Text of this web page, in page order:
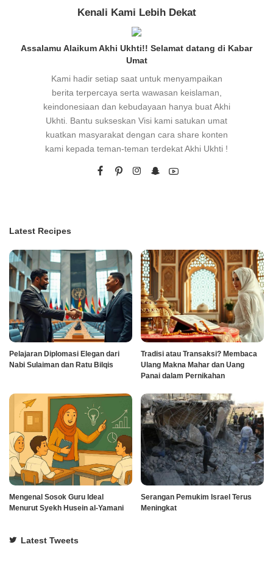
Kenali Kami Lebih Dekat
Assalamu Alaikum Akhi Ukhti!! Selamat datang di Kabar
Umat
Kami hadir setiap saat untuk menyampaikan
berita terpercaya serta wawasan keislaman,
keindonesiaan dan kebudayaan hanya buat Akhi
Ukhti. Bantu sukseskan Visi kami satukan umat
kuatkan masyarakat dengan cara share konten
kami kepada teman-teman terdekat Akhi Ukhti !
Latest Recipes
Pelajaran Diplomasi Elegan dari
Nabi Sulaiman dan Ratu Bilqis
Tradisi atau Transaksi? Membaca
Ulang Makna Mahar dan Uang
Panai dalam Pernikahan
Mengenal Sosok Guru Ideal
Menurut Syekh Husein al-Yamani
Serangan Pemukim Israel Terus
Meningkat
Latest Tweets